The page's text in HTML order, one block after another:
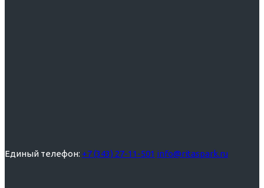
Единый телефон: +7 (343) 27-11-501 info@ritaspark.ru